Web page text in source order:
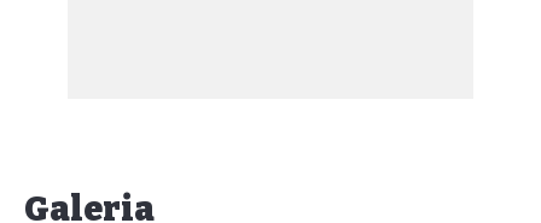
Galeria